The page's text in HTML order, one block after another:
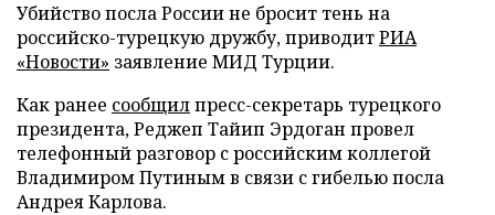
Убийство посла России не бросит тень на
российско-турецкую дружбу, приводитРИА
«Новости» заявление МИД Турции.
Как ранее сообщилпресс-секретарь турецкого
президента, Реджеп Тайип Эрдоган провел
телефонный разговор с российским коллегой
Владимиром Путиным в связи с гибелью посла
Андрея Карлова.